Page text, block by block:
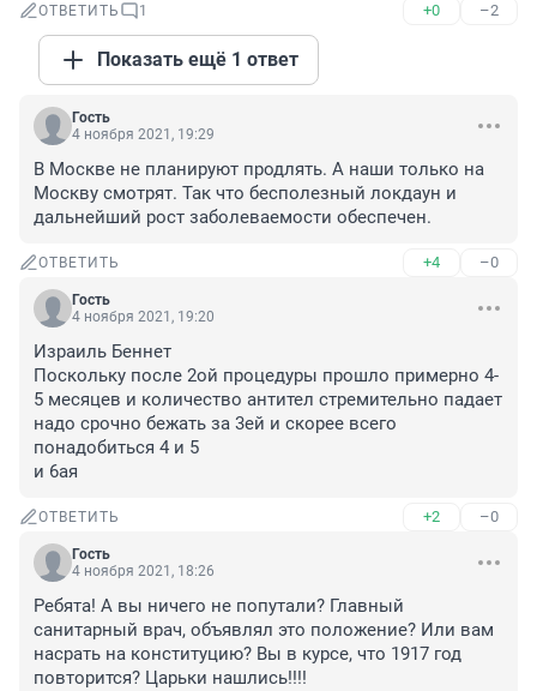
ОТВЕТИТЬ 1 +0 –2
Показать ещё 1 ответ
Гость
4 ноября 2021, 19:29
В Москве не планируют продлять. А наши только на
Москву смотрят. Так что бесполезный локдаун и
дальнейший рост заболеваемости обеспечен.
ОТВЕТИТЬ +4 –0
Гость
4 ноября 2021, 19:20
Израиль Беннет
Поскольку после 2ой процедуры прошло примерно 4-
5 месяцев и количество антител стремительно падает
надо срочно бежать за 3ей и скорее всего
понадобиться 4 и 5
и 6ая
ОТВЕТИТЬ +2 –0
Гость
4 ноября 2021, 18:26
Ребята! А вы ничего не попутали? Главный
санитарный врач, объявлял это положение? Или вам
насрать на конституцию? Вы в курсе, что 1917 год
повторится? Царьки нашлись!!!!